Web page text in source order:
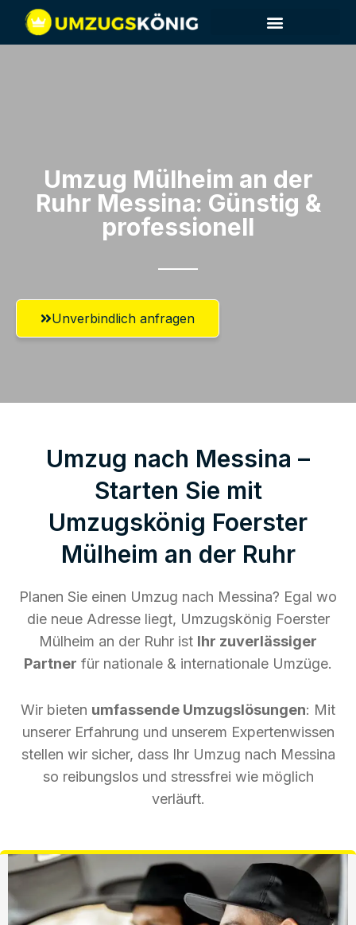
Umzug Mülheim an der
Ruhr​ Messina: Günstig &
professionell​
Unverbindlich anfragen
Umzug nach Messina –
Starten Sie mit
Umzugskönig Foerster
Mülheim an der Ruhr
Planen Sie einen Umzug nach Messina? Egal wo
die neue Adresse liegt, Umzugskönig Foerster
Mülheim an der Ruhr ist Ihr zuverlässiger
Partner für nationale & internationale Umzüge.
Wir bieten umfassende Umzugslösungen: Mit
unserer Erfahrung und unserem Expertenwissen
stellen wir sicher, dass Ihr Umzug nach Messina
so reibungslos und stressfrei wie möglich
verläuft.